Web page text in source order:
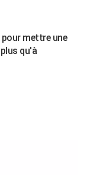
mettre une
qu'à